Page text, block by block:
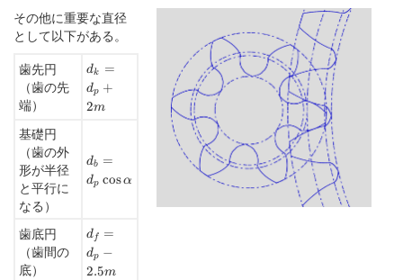
その他に重要な直径
として以下がある。
歯先円
（歯の先
端）
d_k=d_p+2m
dk =
dp +
2m
基礎円
（歯の外
形が半径
と平行に
なる）
d_b=d_p\cos
\alpha
db =
dp cosα
歯底円
（歯間の
底）
d_f=d_p-
2.5m
d f =
dp −
2.5m